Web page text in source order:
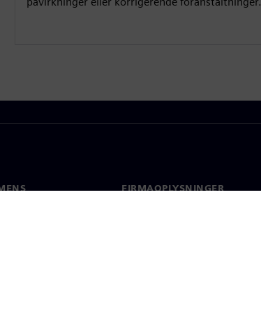
FIRMAOPLYSNINGER